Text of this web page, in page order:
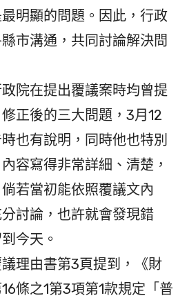
明顯的問題。因此，行政
市溝通，共同討論解決問
院在提出覆議案時均曾提
正後的三大問題，3月12
也有說明，同時他也特別
容寫得非常詳細、清楚，
若當初能依照覆議文內
討論，也許就會發現錯
今天。
理由書第3頁提到，《財
條之1第3項第1款規定「普